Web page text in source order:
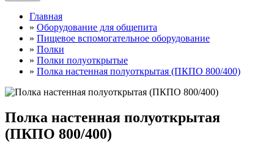
Главная
» Оборудование для общепита
» Пищевое вспомогательное оборудование
» Полки
» Полки полуоткрытые
» Полка настенная полуоткрытая (ПКПО 800/400)
Полка настенная полуоткрытая
(ПКПО 800/400)